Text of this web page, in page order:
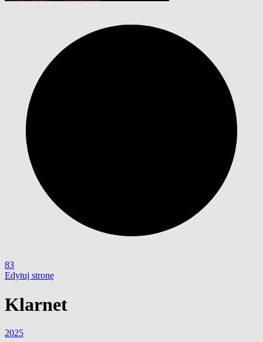
83
Edytuj stronę
Klarnet
2025